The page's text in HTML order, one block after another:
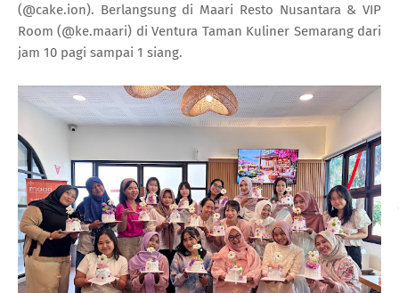
(@cake.ion). Berlangsung di Maari Resto Nusantara & VIP
Room (@ke.maari) di Ventura Taman Kuliner Semarang dari
jam 10 pagi sampai 1 siang.